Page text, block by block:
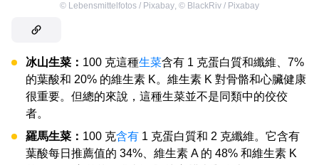
© Lebensmittelfotos / Pixabay, © BlackRiv / Pixabay
冰山生菜： 100 克這種生菜含有 1 克蛋白質和纖維、7%
的葉酸和 20% 的維生素 K。維生素 K 對骨骼和心臟健康
很重要。但總的來說，這種生菜並不是同類中的佼佼
者。
羅馬生菜： 100 克含有 1 克蛋白質和 2 克纖維。它含有
葉酸每日推薦值的 34%、維生素 A 的 48% 和維生素 K